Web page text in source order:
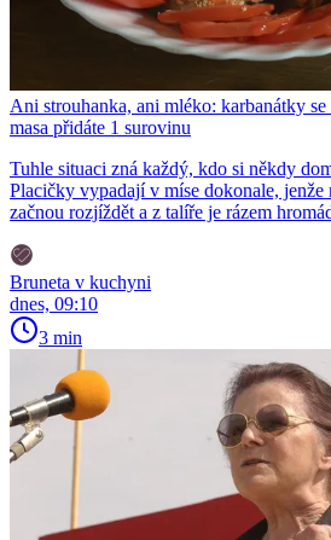
Ani strouhanka, ani mléko: karbanátky
masa přidáte 1 surovinu
Tuhle situaci zná každý, kdo si někdy
Placičky vypadají v míse dokonale, jenže
začnou rozjíždět a z talíře je rázem
Bruneta v kuchyni
dnes, 09:10
3 min